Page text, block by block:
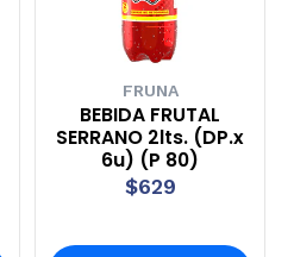
FRUNA
BEBIDA FRUTAL
SERRANO 2lts. (DP.x
6u) (P 80)
$629